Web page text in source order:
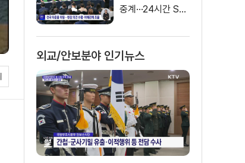
중계···24시간 SN
외교/안보분야 인기뉴스